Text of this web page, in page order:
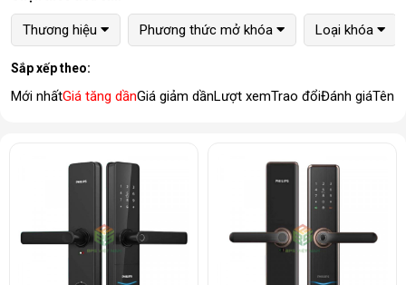
Thương hiệu Phương thức mở khóa Loại khóa
Sắp xếp theo:
Mới nhấtGiá tăng dầnGiá giảm dầnLượt xemTrao đổiĐánh giáTên